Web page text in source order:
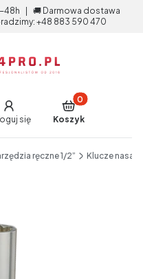
48h | 🚚 Darmowa dostawa
+48 883 590 470
się
Produkty w
Koszyk
ręczne 1/2” Klucze